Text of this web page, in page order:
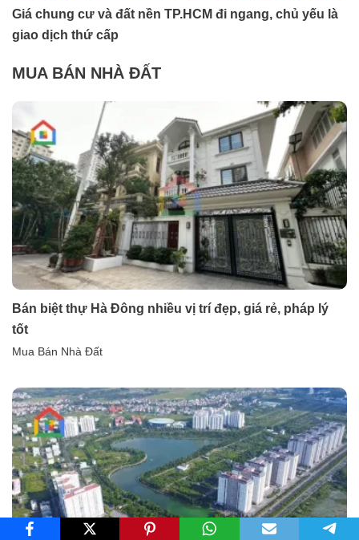
Giá chung cư và đất nền TP.HCM đi ngang, chủ yếu là
giao dịch thứ cấp
MUA BÁN NHÀ ĐẤT
Bán biệt thự Hà Đông nhiều vị trí đẹp, giá rẻ, pháp lý
tốt
Mua Bán Nhà Đất